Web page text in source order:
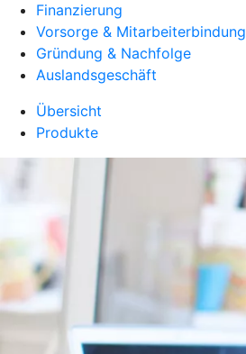
Finanzierung
Vorsorge & Mitarbeiterbindung
Gründung & Nachfolge
Auslandsgeschäft
Übersicht
Produkte